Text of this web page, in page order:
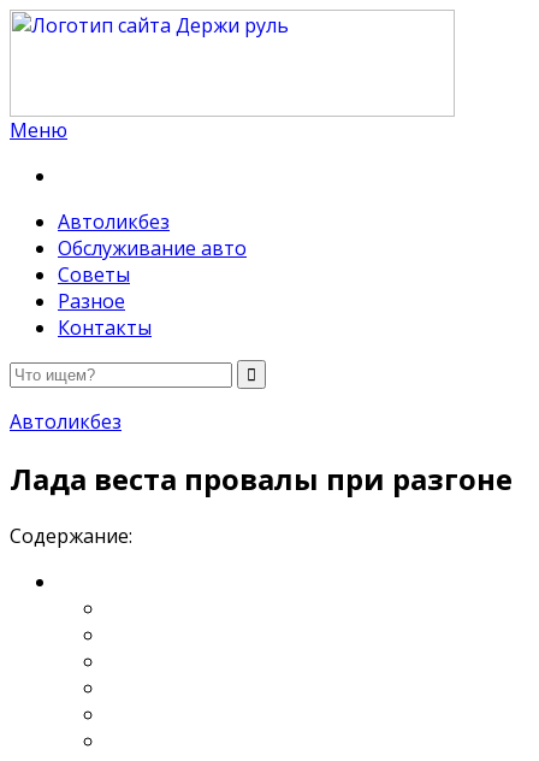
Меню
Автоликбез
Обслуживание авто
Советы
Разное
Контакты
Автоликбез
Лада веста провалы при разгоне
Содержание: